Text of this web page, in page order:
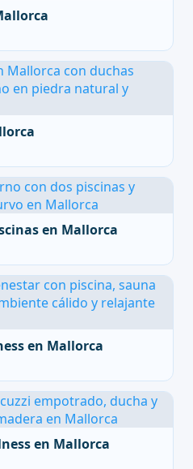
en Mallorca
en Mallorca
en Mallorca